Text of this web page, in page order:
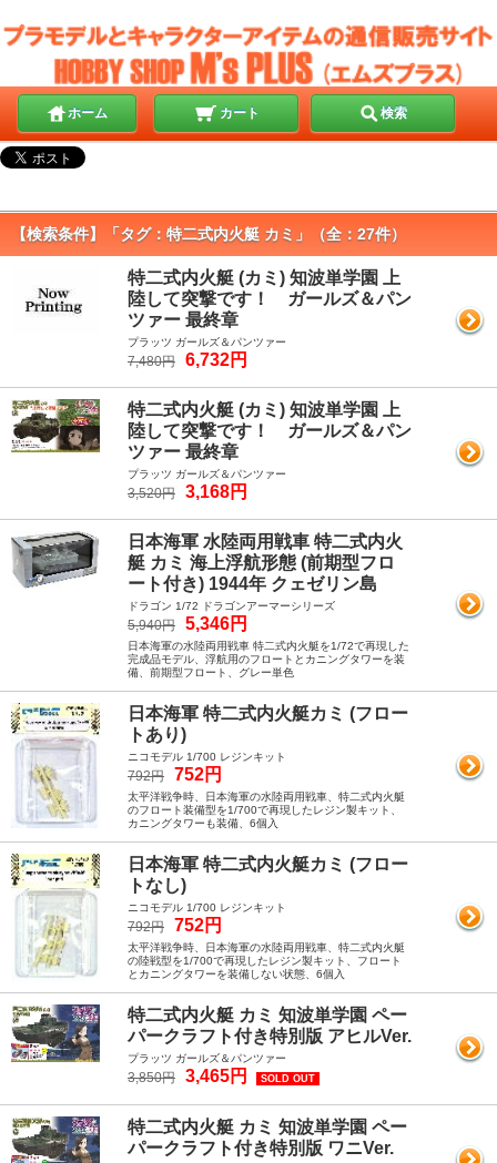
ホーム カート 検索
【検索条件】「タグ：特二式内火艇 カミ」（全：27件）
特二式内火艇 (カミ) 知波単学園 上
陸して突撃です！ ガールズ＆パン
ツァー 最終章
プラッツ ガールズ＆パンツァー
7,480円 6,732円
特二式内火艇 (カミ) 知波単学園 上
陸して突撃です！ ガールズ＆パン
ツァー 最終章
プラッツ ガールズ＆パンツァー
3,520円 3,168円
日本海軍 水陸両用戦車 特二式内火
艇 カミ 海上浮航形態 (前期型フロ
ート付き) 1944年 クェゼリン島
ドラゴン 1/72 ドラゴンアーマーシリーズ
5,940円 5,346円
日本海軍の水陸両用戦車 特二式内火艇を1/72で再現した
完成品モデル、浮航用のフロートとカニングタワーを装
備、前期型フロート、グレー単色
日本海軍 特二式内火艇カミ (フロー
トあり)
ニコモデル 1/700 レジンキット
792円 752円
太平洋戦争時、日本海軍の水陸両用戦車、特二式内火艇
のフロート装備型を1/700で再現したレジン製キット、
カニングタワーも装備、6個入
日本海軍 特二式内火艇カミ (フロー
トなし)
ニコモデル 1/700 レジンキット
792円 752円
太平洋戦争時、日本海軍の水陸両用戦車、特二式内火艇
の陸戦型を1/700で再現したレジン製キット、フロート
とカニングタワーを装備しない状態、6個入
特二式内火艇 カミ 知波単学園 ペー
パークラフト付き特別版 アヒルVer.
プラッツ ガールズ＆パンツァー
3,850円 3,465円 SOLD OUT
特二式内火艇 カミ 知波単学園 ペー
パークラフト付き特別版 ワニVer.